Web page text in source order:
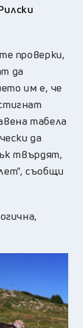
проверки,
да
им е, че
табела
да
твърдят,
съобщи